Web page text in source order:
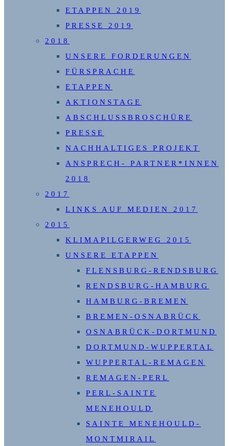
ETAPPEN 2019
PRESSE 2019
2018
UNSERE FORDERUNGEN
FÜRSPRACHE
ETAPPEN
AKTIONSTAGE
ABSCHLUSSBROSCHÜRE
PRESSE
NACHHALTIGES PROJEKT
ANSPRECH- PARTNER*INNEN
2018
2017
LINKS AUF MEDIEN 2017
2015
KLIMAPILGERWEG 2015
UNSERE ETAPPEN
FLENSBURG-RENDSBURG
RENDSBURG-HAMBURG
HAMBURG-BREMEN
BREMEN-OSNABRÜCK
OSNABRÜCK-DORTMUND
DORTMUND-WUPPERTAL
WUPPERTAL-REMAGEN
REMAGEN-PERL
PERL-SAINTE
MENEHOULD
SAINTE MENEHOULD-
MONTMIRAIL